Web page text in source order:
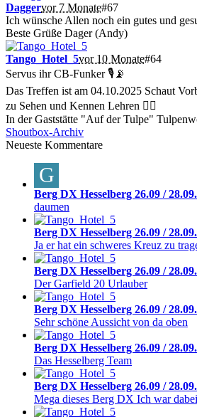
Daggervor 7 Monate#67
Ich wünsche Allen noch ein gutes und
Beste Grüße Dager (Andy)
Tango_Hotel_5vor 10 Monate#64
Servus ihr CB-Funker 🎙📡
Das Treffen ist am 04.10.2025 Schaut
zu Sehen und Kennen Lehren 👍🏽
In der Gaststätte "Auf der Tulpe"
Shoutbox-Archiv
Neueste Kommentare
G
Berg DX Hesselberg 26.09 /
daumen
Berg DX Hesselberg 26.09 /
Ja er hat ein schweres Kreuz zu
Berg DX Hesselberg 26.09 /
Der Garfield 20 Urlauber
Berg DX Hesselberg 26.09 /
Sehr schöne Aussicht von da oben
Berg DX Hesselberg 26.09 /
Das Hesselberg Team
Berg DX Hesselberg 26.09 /
Mega dieses Berg DX Ich war